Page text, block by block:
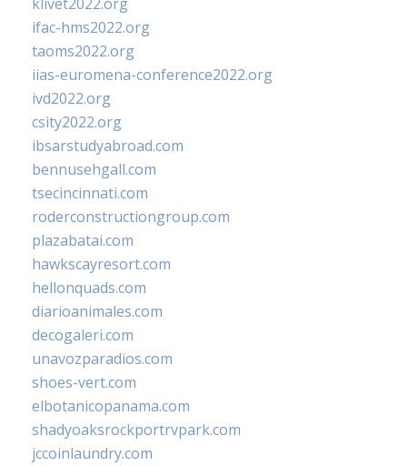
ifac-hms2022.org
taoms2022.org
iias-euromena-conference2022.org
ivd2022.org
csity2022.org
ibsarstudyabroad.com
bennusehgall.com
tsecincinnati.com
roderconstructiongroup.com
plazabatai.com
hawkscayresort.com
hellonquads.com
diarioanimales.com
decogaleri.com
unavozparadios.com
shoes-vert.com
elbotanicopanama.com
shadyoaksrockportrvpark.com
jccoinlaundry.com